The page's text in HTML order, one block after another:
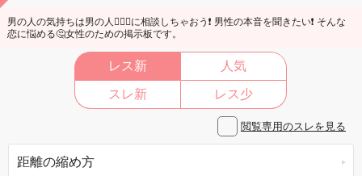
男の人の気持ちは男の人🙋🏼‍♂️に相談しちゃおう❗ 男性の本音を聞きたい❗ そんな
恋に悩める🤔女性のための掲示板です。
レス新
人気
スレ新
レス少
閲覧専用のスレを見る
距離の縮め方